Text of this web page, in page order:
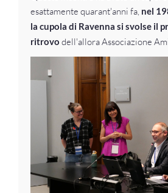
esattamente quarant'anni fa, nel
la cupola di Ravenna si svolse il
ritrovo dell'allora Associazione